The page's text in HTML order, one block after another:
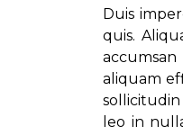
Duis
quis.
aliquam
leo in